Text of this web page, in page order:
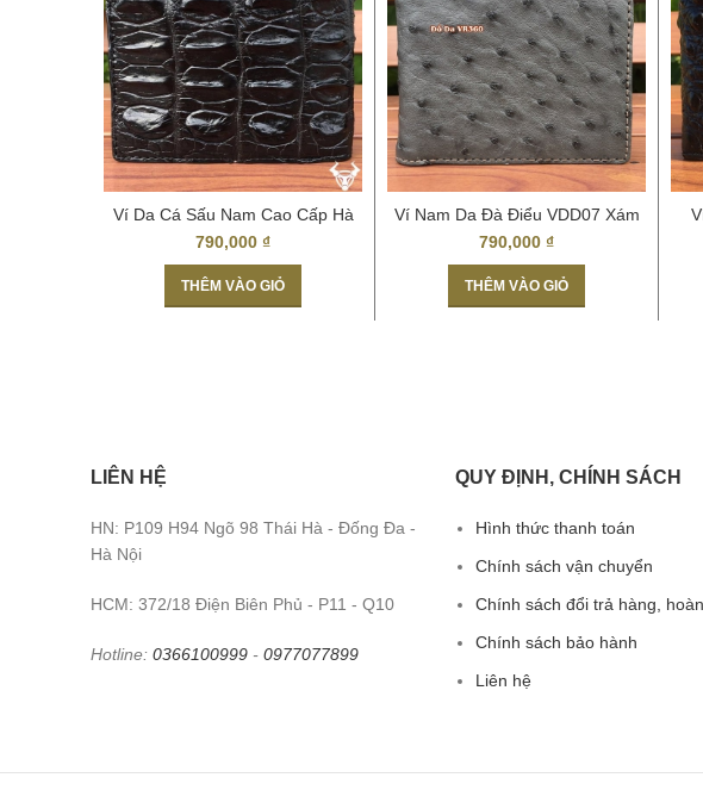
Ví Da Cá Sấu Nam Cao Cấp Hà
Nội
790,000 ₫
THÊM VÀO GIỎ
Ví Nam Da Đà Điểu VDD07 Xám
Tro
790,000 ₫
THÊM VÀO GIỎ
LIÊN HỆ
HN: P109 H94 Ngõ 98 Thái Hà - Đống Đa -
Hà Nội
HCM: 372/18 Điện Biên Phủ - P11 - Q10
Hotline: 0366100999 - 0977077899
QUY ĐỊNH, CHÍNH SÁCH
Hình thức thanh toán
Chính sách vận chuyển
Chính sách đổi trả hàng,
Chính sách bảo hành
Liên hệ